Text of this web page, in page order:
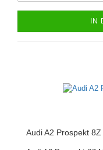
IN
Audi A2 Prospekt